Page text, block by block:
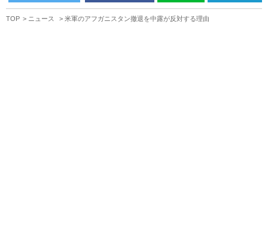
TOP ニュース 米軍のアフガニスタン撤退を中露が反対する理由